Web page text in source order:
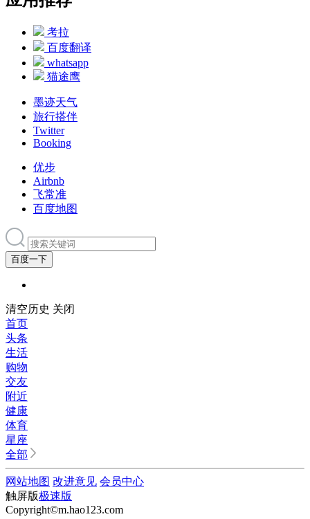
考拉
百度翻译
whatsapp
猫途鹰
墨迹天气
旅行搭伴
Twitter
Booking
优步
Airbnb
飞常准
百度地图
百度一下
清空历史 关闭
首页
头条
生活
购物
交友
附近
健康
体育
星座
全部
网站地图 改进意见 会员中心
触屏版极速版
Copyright©m.hao123.com